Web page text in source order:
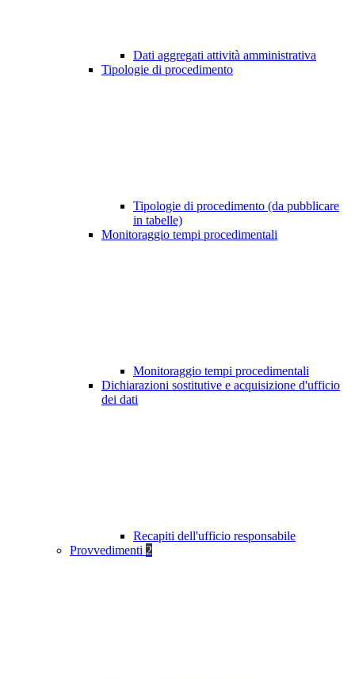
Dati aggregati attività amministrativa
Tipologie di procedimento
Tipologie di procedimento (da pubblicare
in tabelle)
Monitoraggio tempi procedimentali
Monitoraggio tempi procedimentali
Dichiarazioni sostitutive e acquisizione d'ufficio
dei dati
Recapiti dell'ufficio responsabile
Provvedimenti 2